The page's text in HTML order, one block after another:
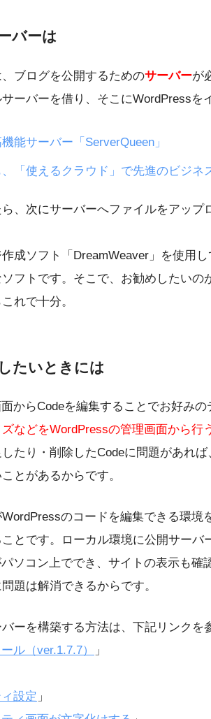
バーは
ブログを公開するためのサーバーが
ーバーを借り、そこにWordPressを
能サーバー「ServerQueen」
「使えるクラウド」で先進のビジネ
、次にサーバーへファイルをアップ
成ソフト「DreamWeaver」を使用
フトです。そこで、お勧めしたいの
れで十分。
たいときには
からCodeを編集することでお好みの
などをWordPressの管理画面から行
たり・削除したCodeに問題があれ
とがあるからです。
のコードを編集できる環境
とです。ローカル環境に公開サーバ
ソコン上ででき、サイトの表示も確
題は解消できるからです。
ーを構築する方法は、下記リンクを
ル（ver.1.7.7）
」
設定 」